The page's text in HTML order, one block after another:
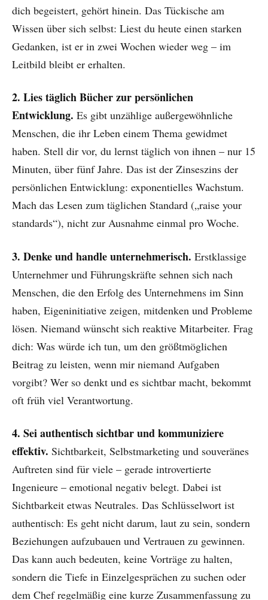
dich begeistert, gehört hinein. Das Tückische am
Wissen über sich selbst: Liest du heute einen starken
Gedanken, ist er in zwei Wochen wieder weg – im
Leitbild bleibt er erhalten.
2. Lies täglich Bücher zur persönlichen
Entwicklung. Es gibt unzählige außergewöhnliche
Menschen, die ihr Leben einem Thema gewidmet
haben. Stell dir vor, du lernst täglich von ihnen – nur 15
Minuten, über fünf Jahre. Das ist der Zinseszins der
persönlichen Entwicklung: exponentielles Wachstum.
Mach das Lesen zum täglichen Standard („raise your
standards“), nicht zur Ausnahme einmal pro Woche.
3. Denke und handle unternehmerisch. Erstklassige
Unternehmer und Führungskräfte sehnen sich nach
Menschen, die den Erfolg des Unternehmens im Sinn
haben, Eigeninitiative zeigen, mitdenken und Probleme
lösen. Niemand wünscht sich reaktive Mitarbeiter. Frag
dich: Was würde ich tun, um den größtmöglichen
Beitrag zu leisten, wenn mir niemand Aufgaben
vorgibt? Wer so denkt und es sichtbar macht, bekommt
oft früh viel Verantwortung.
4. Sei authentisch sichtbar und kommuniziere
effektiv. Sichtbarkeit, Selbstmarketing und souveränes
Auftreten sind für viele – gerade introvertierte
Ingenieure – emotional negativ belegt. Dabei ist
Sichtbarkeit etwas Neutrales. Das Schlüsselwort ist
authentisch: Es geht nicht darum, laut zu sein, sondern
Beziehungen aufzubauen und Vertrauen zu gewinnen.
Das kann auch bedeuten, keine Vorträge zu halten,
sondern die Tiefe in Einzelgesprächen zu suchen oder
dem Chef regelmäßig eine kurze Zusammenfassung zu